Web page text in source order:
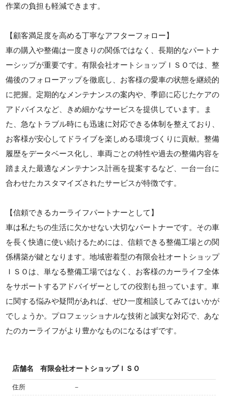
作業の負担も軽減できます。
【顧客満足度を高める丁寧なアフターフォロー】
車の購入や整備は一度きりの関係ではなく、長期的なパートナ
ーシップが重要です。有限会社オートショップＩＳＯでは、整
備後のフォローアップを徹底し、お客様の愛車の状態を継続的
に把握。定期的なメンテナンスの案内や、季節に応じたケアの
アドバイスなど、きめ細かなサービスを提供しています。ま
た、急なトラブル時にも迅速に対応できる体制を整えており、
お客様が安心してドライブを楽しめる環境づくりに貢献。整備
履歴をデータベース化し、車両ごとの特性や過去の整備内容を
踏まえた最適なメンテナンス計画を提案するなど、一台一台に
合わせたカスタマイズされたサービスが特徴です。
【信頼できるカーライフパートナーとして】
車は私たちの生活に欠かせない大切なパートナーです。その車
を長く快適に使い続けるためには、信頼できる整備工場との関
係構築が鍵となります。地域密着型の有限会社オートショップ
ＩＳＯは、単なる整備工場ではなく、お客様のカーライフ全体
をサポートするアドバイザーとしての役割も担っています。車
に関する悩みや疑問があれば、ぜひ一度相談してみてはいかが
でしょうか。プロフェッショナルな技術と誠実な対応で、あな
たのカーライフがより豊かなものになるはずです。
店舗名 有限会社オートショップＩＳＯ
住所 －